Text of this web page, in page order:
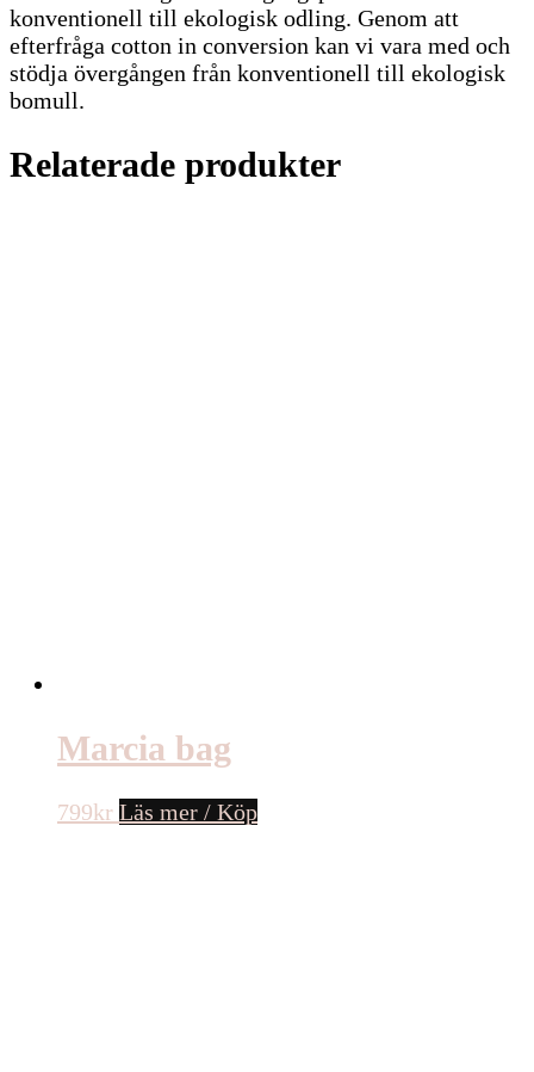
konventionell till ekologisk odling. Genom att
efterfråga cotton in conversion kan vi vara med och
stödja övergången från konventionell till ekologisk
bomull.
Relaterade produkter
Marcia bag
799kr Läs mer / Köp